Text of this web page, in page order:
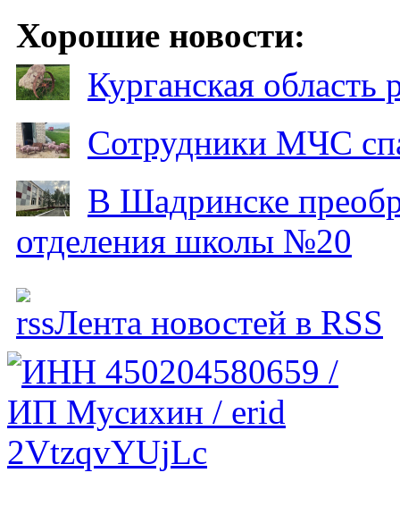
Хорошие новости:
Курганская
Сотрудники МЧС
В Шадринске
отделения школы №20
Лента новостей в RSS